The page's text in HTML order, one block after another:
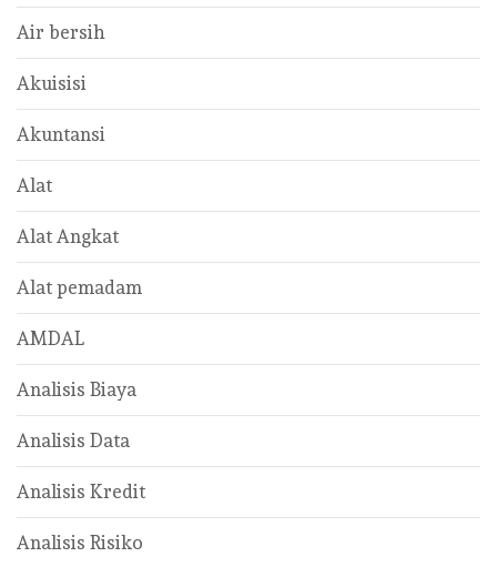
Air bersih
Akuisisi
Akuntansi
Alat
Alat Angkat
Alat pemadam
AMDAL
Analisis Biaya
Analisis Data
Analisis Kredit
Analisis Risiko